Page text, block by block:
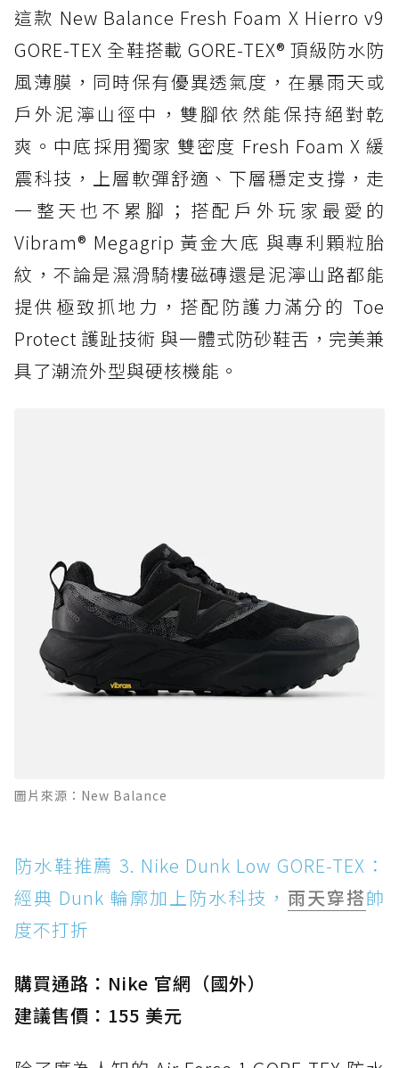
這款 New Balance Fresh Foam X Hierro v9
GORE-TEX 全鞋搭載 GORE-TEX® 頂級防水防
風薄膜，同時保有優異透氣度，在暴雨天或
戶外泥濘山徑中，雙腳依然能保持絕對乾
爽。中底採用獨家 雙密度 Fresh Foam X 緩
震科技，上層軟彈舒適、下層穩定支撐，走
一整天也不累腳；搭配戶外玩家最愛的
Vibram® Megagrip 黃金大底 與專利顆粒胎
紋，不論是濕滑騎樓磁磚還是泥濘山路都能
提供極致抓地力，搭配防護力滿分的 Toe
Protect 護趾技術 與一體式防砂鞋舌，完美兼
具了潮流外型與硬核機能。
圖片來源：New Balance
防水鞋推薦 3. Nike Dunk Low GORE-TEX：
經典 Dunk 輪廓加上防水科技， 雨天穿搭帥
度不打折
購買通路：Nike 官網（國外）
建議售價：155 美元